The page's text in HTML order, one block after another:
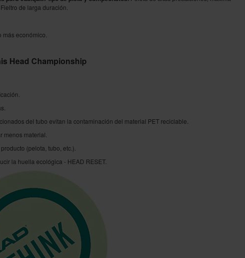
de larga duración.
más económico.
Head Championship
del tubo evitan la contaminación del material PET reciclable.
menos material.
(pelota, tubo, etc.).
la huella ecológica - HEAD RESET.